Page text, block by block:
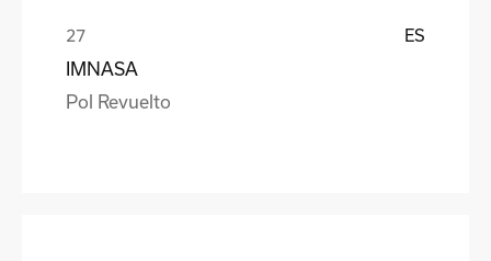
ES
IMNASA
Pol Revuelto